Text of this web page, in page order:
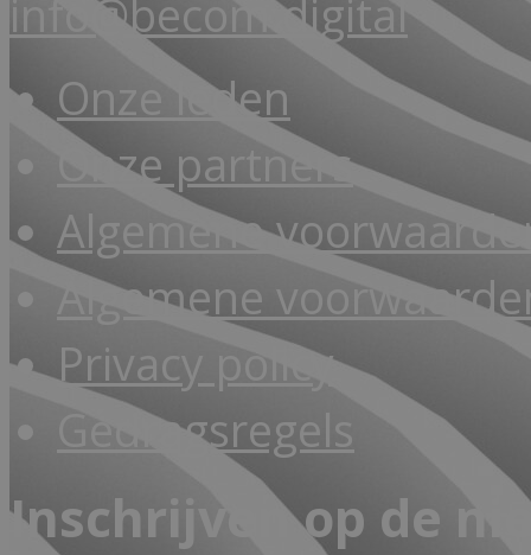
info@becom.digital
Onze leden
Onze partners
Algemene
Algemene
Privacy policy
Gedragsregels
Inschrijven op de